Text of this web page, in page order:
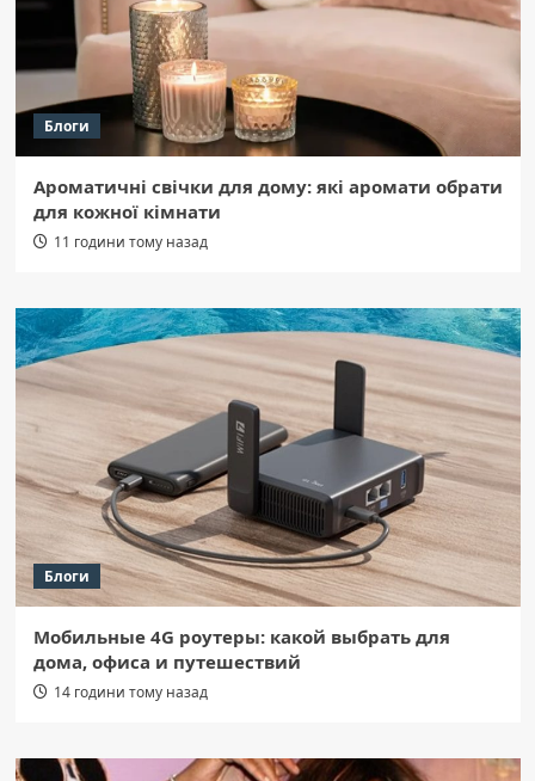
Блоги
Ароматичні свічки для дому: які аромати обрати
для кожної кімнати
11 години тому назад
Блоги
Мобильные 4G роутеры: какой выбрать для
дома, офиса и путешествий
14 години тому назад